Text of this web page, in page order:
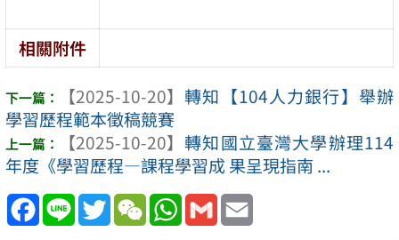
相關附件
【2025-10-20】 轉知【104人力銀行】舉辦
學習歷程範本徵稿競賽
【2025-10-20】 轉知國立臺灣大學辦理114
年度《學習歷程—課程學習成 果呈現指南 ...
Facebook
Line TwitterWeChatWhatsApp
Gmail